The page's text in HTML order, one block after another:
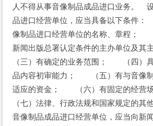
人不得从事音像制品成品进口业务。　
品进口经营单位，应当具备以下条件：
像制品进口经营单位的名称、章程；　
新闻出版总署认定条件的主办单位及
（三）有确定的业务范围；　　（四）
品内容初审能力；　　（五）有与音像
适应的资金；　　（六）有固定的经
（七）法律、行政法规和国家规定的其
音像制品成品进口经营单位，应当向新